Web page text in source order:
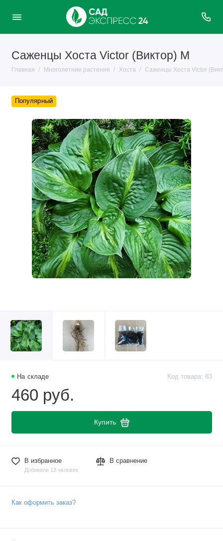
Саженцы Хоста Victor (Виктор) М
Главная Многолетние растения Хоста Саженцы Хоста Victor
Популярный
На складе Код товара: 83
460 руб.
Купить
В избранное
Добавили 13 человек
В сравнение
Как оформить заказ?